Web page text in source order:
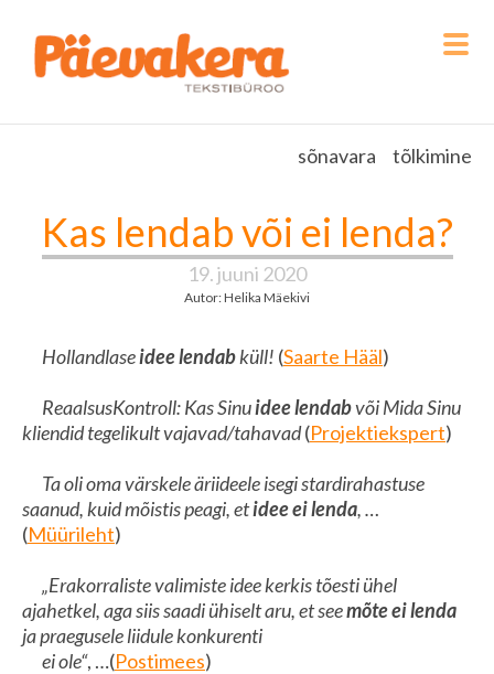
sõnavara tõlkimine
Kas lendab või ei lenda?
19. juuni 2020
Autor: Helika Mäekivi
Hollandlaseidee lendabküll! (Saarte Hääl)
ReaalsusKontroll: Kas Sinuidee lendabvõi Mida Sinu
kliendid tegelikult vajavad/tahavad(Projektiekspert)
Ta oli oma värskele äriideele isegi stardirahastuse
saanud, kuid mõistis peagi, etidee ei lenda, …
(Müürileht)
„Erakorraliste valimiste idee kerkis tõesti ühel
ajahetkel, aga siis saadi ühiselt aru, et seemõte ei lenda
ja praegusele liidule konkurenti
ei ole“, …(Postimees)